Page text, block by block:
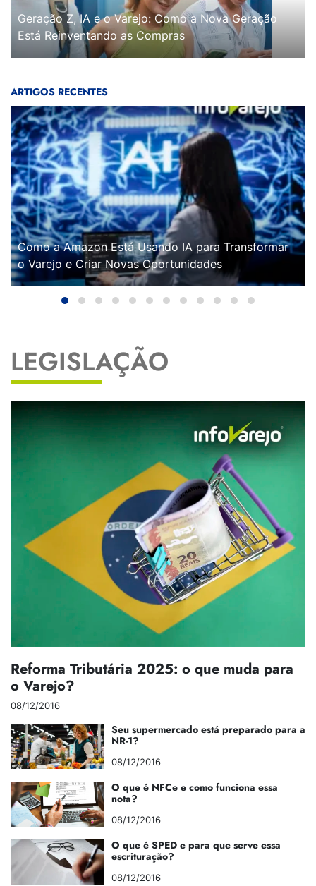
Geração Z, IA e o Varejo: Como a Nova Geração
Está Reinventando as Compras
ARTIGOS RECENTES
Como a Amazon Está Usando IA para Transformar
o Varejo e Criar Novas Oportunidades
LEGISLAÇÃO
Reforma Tributária 2025: o que muda para
o Varejo?
08/12/2016
Seu supermercado está preparado para a
NR-1?
08/12/2016
O que é NFCe e como funciona essa
nota?
08/12/2016
O que é SPED e para que serve essa
escrituração?
08/12/2016